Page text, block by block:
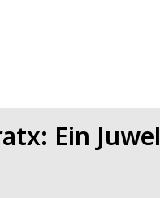
Ein Juwel